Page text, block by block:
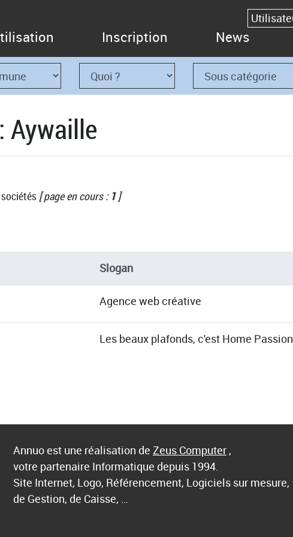
Inscription News
Aywaille
[ page en cours : 1]
Slogan
Agence web créative
Les beaux plafonds, c'est Home Passion
Annuo est une réalisation de Zeus Computer ,
votre partenaire Informatique depuis 1994.
Site Internet, Logo, Référencement, Logiciels sur mesure,
de Gestion, de Caisse, …